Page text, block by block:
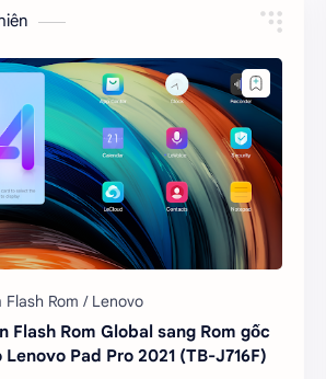
Flash Rom Global sang Rom gốc
Lenovo Pad Pro 2021 (TB-J716F)